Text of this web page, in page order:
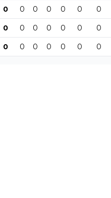
0 0 0 0 0 0 0
0 0 0 0 0 0 0
0 0 0 0 0 0 0